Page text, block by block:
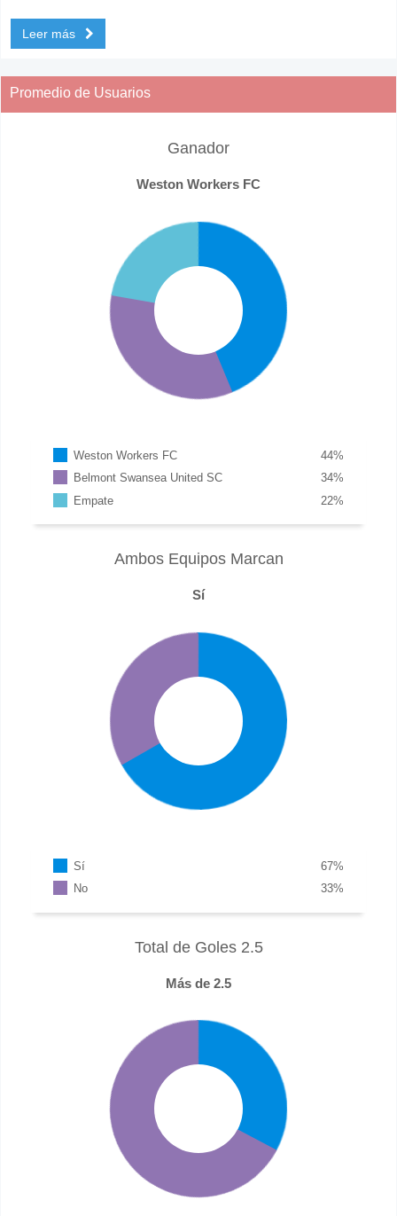
Leer más
Promedio de Usuarios
Ganador
Weston Workers FC
Weston Workers FC %
44
Belmont Swansea United SC
%
34
Empate
%
22
Ambos Equipos Marcan
Sí
Sí %
67
No
%
33
Total de Goles 2.5
Más de 2.5